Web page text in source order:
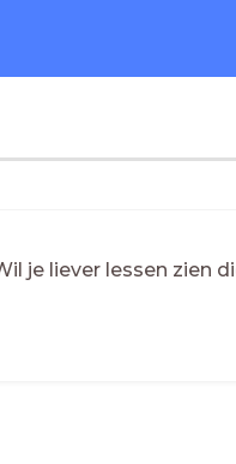
je liever lessen zien